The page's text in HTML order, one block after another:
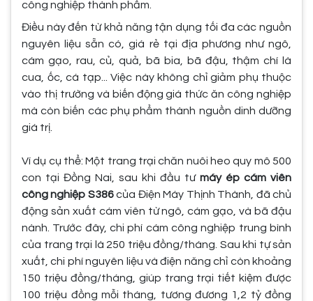
công nghiệp thành phẩm.
Điều này đến từ khả năng tận dụng tối đa các nguồn
nguyên liệu sẵn có, giá rẻ tại địa phương như ngô,
cám gạo, rau, củ, quả, bã bia, bã đậu, thậm chí là
cua, ốc, cá tạp... Việc này không chỉ giảm phụ thuộc
vào thị trường và biến động giá thức ăn công nghiệp
mà còn biến các phụ phẩm thành nguồn dinh dưỡng
giá trị.
Ví dụ cụ thể: Một trang trại chăn nuôi heo quy mô 500
con tại Đồng Nai, sau khi đầu tư máy ép cám viên
công nghiệp S386của Điện Máy Thịnh Thành, đã chủ
động sản xuất cám viên từ ngô, cám gạo, và bã đậu
nành. Trước đây, chi phí cám công nghiệp trung bình
của trang trại là 250 triệu đồng/tháng. Sau khi tự sản
xuất, chi phí nguyên liệu và điện năng chỉ còn khoảng
150 triệu đồng/tháng, giúp trang trại tiết kiệm được
100 triệu đồng mỗi tháng, tương đương 1,2 tỷ đồng